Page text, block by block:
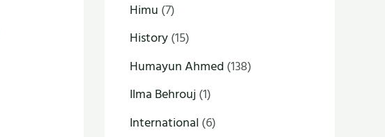
Himu (7)
History(15)
Humayun Ahmed (138)
Ilma Behrouj (1)
International (6)